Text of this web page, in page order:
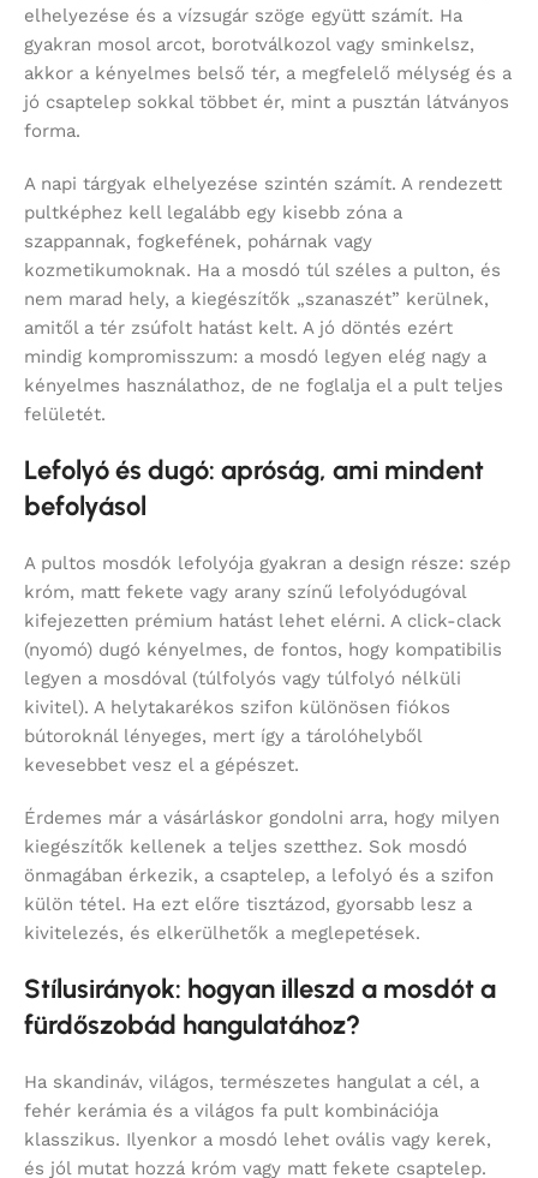
elhelyezése és a vízsugár szöge együtt számít. Ha
gyakran mosol arcot, borotválkozol vagy sminkelsz,
akkor a kényelmes belső tér, a megfelelő mélység és a
jó csaptelep sokkal többet ér, mint a pusztán látványos
forma.
A napi tárgyak elhelyezése szintén számít. A rendezett
pultképhez kell legalább egy kisebb zóna a
szappannak, fogkefének, pohárnak vagy
kozmetikumoknak. Ha a mosdó túl széles a pulton, és
nem marad hely, a kiegészítők „szanaszét” kerülnek,
amitől a tér zsúfolt hatást kelt. A jó döntés ezért
mindig kompromisszum: a mosdó legyen elég nagy a
kényelmes használathoz, de ne foglalja el a pult teljes
felületét.
Lefolyó és dugó: apróság, ami mindent
befolyásol
A pultos mosdók lefolyója gyakran a design része: szép
króm, matt fekete vagy arany színű lefolyódugóval
kifejezetten prémium hatást lehet elérni. A click-clack
(nyomó) dugó kényelmes, de fontos, hogy kompatibilis
legyen a mosdóval (túlfolyós vagy túlfolyó nélküli
kivitel). A helytakarékos szifon különösen fiókos
bútoroknál lényeges, mert így a tárolóhelyből
kevesebbet vesz el a gépészet.
Érdemes már a vásárláskor gondolni arra, hogy milyen
kiegészítők kellenek a teljes szetthez. Sok mosdó
önmagában érkezik, a csaptelep, a lefolyó és a szifon
külön tétel. Ha ezt előre tisztázod, gyorsabb lesz a
kivitelezés, és elkerülhetők a meglepetések.
Stílusirányok: hogyan illeszd a mosdót a
fürdőszobád hangulatához?
Ha skandináv, világos, természetes hangulat a cél, a
fehér kerámia és a világos fa pult kombinációja
klasszikus. Ilyenkor a mosdó lehet ovális vagy kerek,
és jól mutat hozzá króm vagy matt fekete csaptelep.